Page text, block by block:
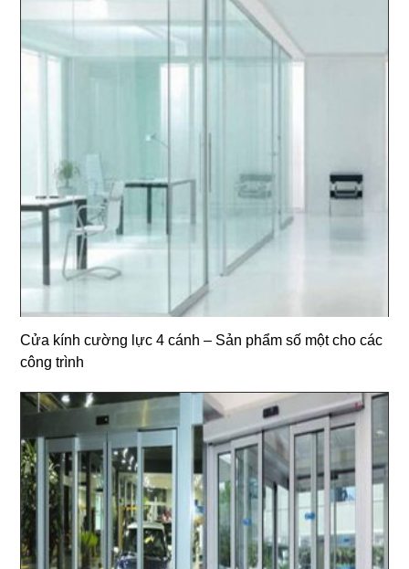
Cửa kính cường lực 4 cánh – Sản phẩm số một cho các
công trình